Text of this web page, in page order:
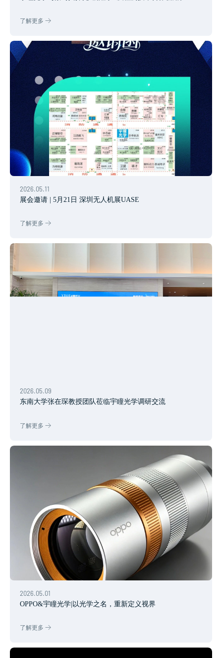
了解更多
2026.05.11
展会邀请 | 5月21日 深圳无人机展UASE
了解更多
2026.05.09
东南大学张在琛教授团队莅临宇瞳光学调研交流
了解更多
2026.05.01
OPPO&宇瞳光学|以光学之名，重新定义视界
了解更多